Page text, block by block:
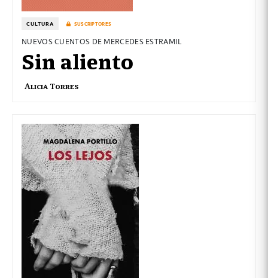
CULTURA SUSCRIPTORES
NUEVOS CUENTOS DE MERCEDES ESTRAMIL
Sin aliento
Alicia Torres